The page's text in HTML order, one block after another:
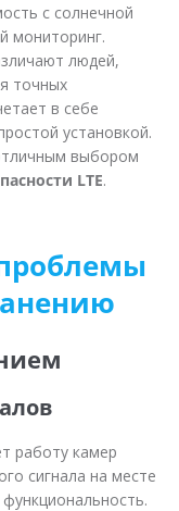
с солнечной
мониторинг.
людей,
точных
в себе
установкой.
выбором
LTE.
работу камер
сигнала на месте